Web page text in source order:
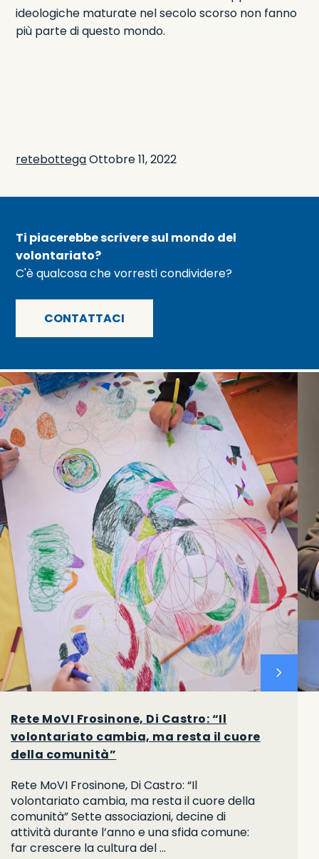
ideologiche maturate nel secolo scorso non fanno
più parte di questo mondo.
retebottegaOttobre 11, 2022
Ti piacerebbe scrivere sul mondo del
volontariato?
C'è qualcosa che vorresti condividere?
CONTATTACI
chevron_right
Rete MoVI Frosinone, Di Castro: “Il
volontariato cambia, ma resta il cuore
della comunità”
Rete MoVI Frosinone, Di Castro: “Il
volontariato cambia, ma resta il cuore della
comunità” Sette associazioni, decine di
attività durante l’anno e una sfida comune:
far crescere la cultura del …